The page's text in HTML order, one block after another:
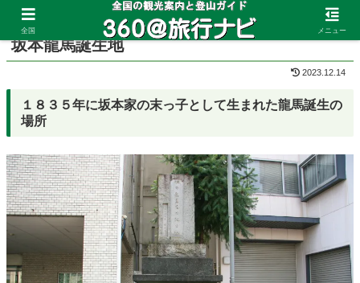
ホーム 高知県 高知市
坂本龍馬誕生地
2023.12.14
１８３５年に坂本家の末っ子として生まれた龍馬誕生の
場所
全国 メニュー